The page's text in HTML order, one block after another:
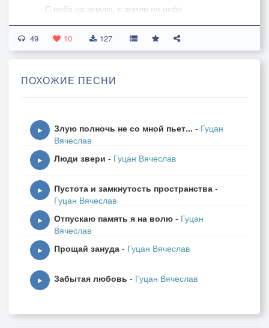
С неба на землю, с земли на небо
Ярость и стыд, больно им
Не тяготит уже планета
Их гравитация прожита
На черно - риз монашеских
Над бесконечным полем с любовью
Крыши стеклом-зеркалом
Вены дорог забитые выхлопом
Сверху зарницами. было ведь было им
Сказано, предначертано
Пасть в этот раз навсегда, навеки
Медленный бой ангелов
Запах полыни и запах лета
А за минуту бессмертными жизнями
49 10 127
ПОХОЖИЕ ПЕСНИ
▶ Злую полночь не со мной пьет... - Гуцан
Вячеслав
▶ Люди звери - Гуцан Вячеслав
▶ Пустота и замкнутость пространства -
Гуцан Вячеслав
▶ Отпускаю память я на волю - Гуцан
Вячеслав
▶ Прощай зануда - Гуцан Вячеслав
▶ Забытая любовь - Гуцан Вячеслав